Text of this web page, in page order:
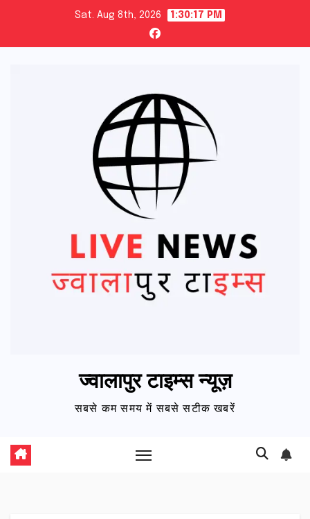
content
Sat. Aug 8th, 2026 1:30:18 PM
ज्वालापुर टाइम्स न्यूज़
सबसे कम समय में सबसे सटीक खबरें